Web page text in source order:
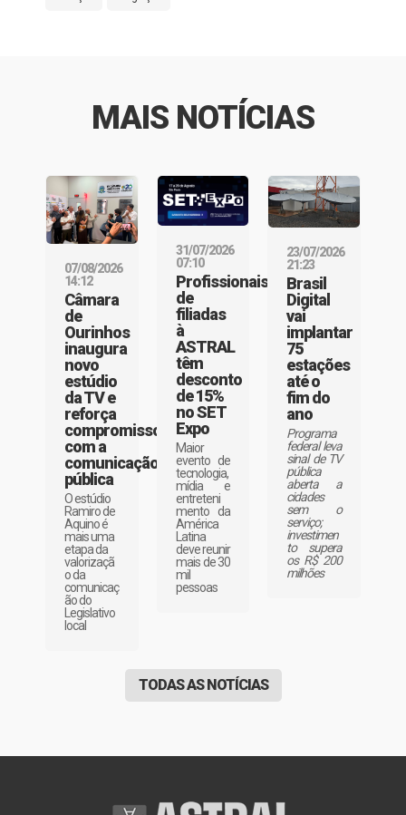
MAIS NOTÍCIAS
07/08/2026
14:12
Câmara
de
Ourinhos
inaugura
novo
estúdio
da TV e
reforça
compromisso
com a
comunicação
pública
O estúdio
Ramiro de
Aquino é
mais uma
etapa da
valorizaçã
o da
comunicaç
ão do
Legislativo
local
31/07/2026
07:10
Profissionais
de
filiadas
à
ASTRAL
têm
desconto
de 15%
no SET
Expo
Maior
evento de
tecnologia,
mídia e
entreteni
mento da
América
Latina
deve reunir
mais de 30
mil
pessoas
23/07/2026
21:23
Brasil
Digital
vai
implantar
75
estações
até o
fim do
ano
Programa
federal leva
sinal de TV
pública
aberta a
cidades
sem o
serviço;
investimen
to supera
os R$ 200
milhões
TODAS AS NOTÍCIAS